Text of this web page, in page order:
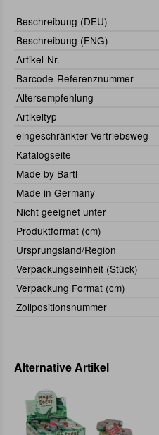
Beschreibung (DEU)
Beschreibung (ENG)
Artikel-Nr.
Barcode-Referenznummer
Altersempfehlung
Artikeltyp
eingeschränkter Vertriebsweg
Katalogseite
Made by Bartl
Made in Germany
Nicht geeignet unter
Produktformat (cm)
Ursprungsland/Region
Verpackungseinheit (Stück)
Verpackung Format (cm)
Zollpositionsnummer
Alternative Artikel